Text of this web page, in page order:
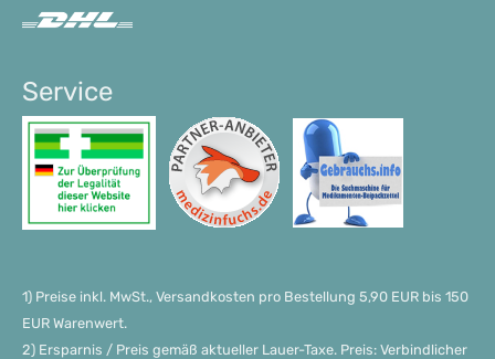
Service
1) Preise inkl. MwSt., Versandkosten pro Bestellung 5,90 EUR bis 150
EUR Warenwert.
2) Ersparnis / Preis gemäß aktueller Lauer-Taxe. Preis: Verbindlicher